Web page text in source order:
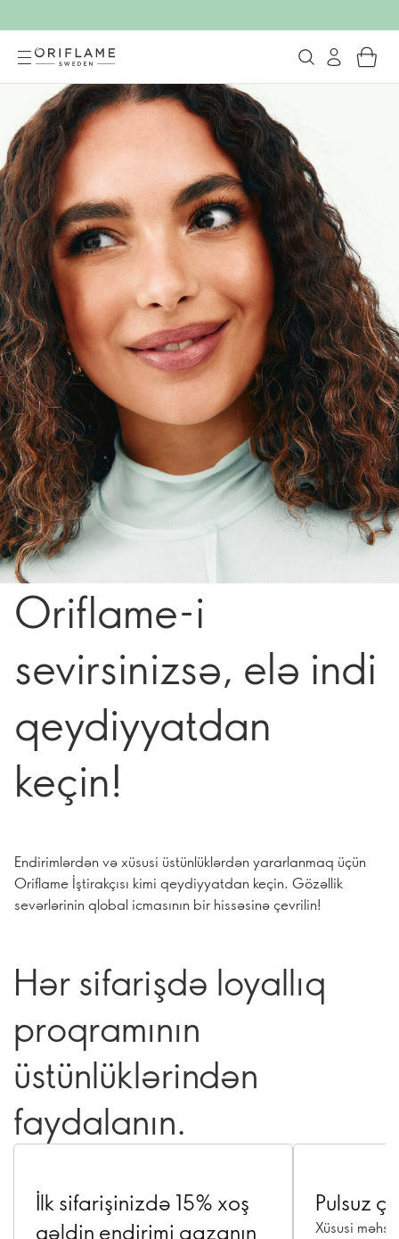
Oriflame-i
sevirsinizsə, elə indi
qeydiyyatdan
keçin!
Endirimlərdən və xüsusi üstünlüklərdən yararlanmaq üçün
Oriflame İştirakçısı kimi qeydiyyatdan keçin. Gözəllik
sevərlərinin qlobal icmasının bir hissəsinə çevrilin!
Hər sifarişdə loyallıq
proqramının
üstünlüklərindən
faydalanın.
İlk sifarişinizdə 15% xoş
gəldin endirimi qazanın
Pulsuz
Xüsusi